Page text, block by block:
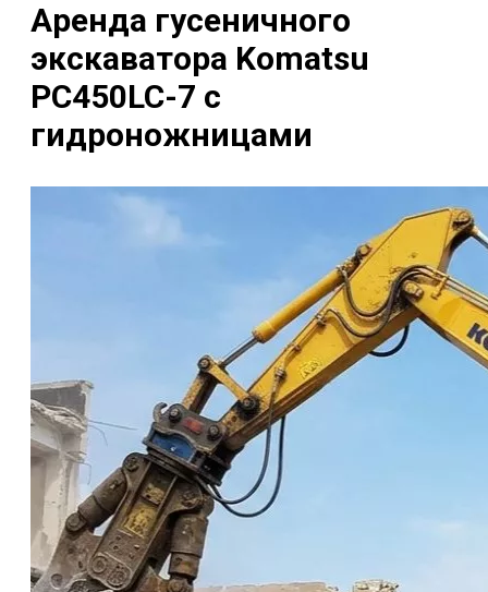
Аренда гусеничного
экскаватора Komatsu
PC450LC-7 с
гидроножницами